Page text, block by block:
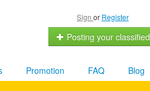
Sign or Register
Posting your classified
Blog
FAQ
Promotion